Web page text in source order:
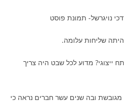
שליחות עלומה.
ייצוגי? מדוע לכל שבט היה צריך
ובה שנים עשר חברים נראה כי